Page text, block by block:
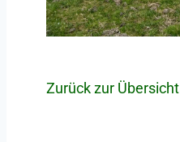
Zurück zur Übersicht